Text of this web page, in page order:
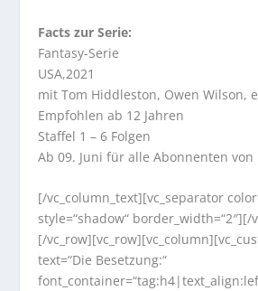
Facts zur Serie:
Fantasy-Serie
USA,2021
mit Tom Hiddleston, Owen Wilson,
Empfohlen ab 12 Jahren
Staffel 1 – 6 Folgen
Ab 09. Juni für alle Abonnenten von
[/vc_column_text][vc_separator
style=“shadow“ border_width=“2″][/
[/
text=“Die Besetzung:“